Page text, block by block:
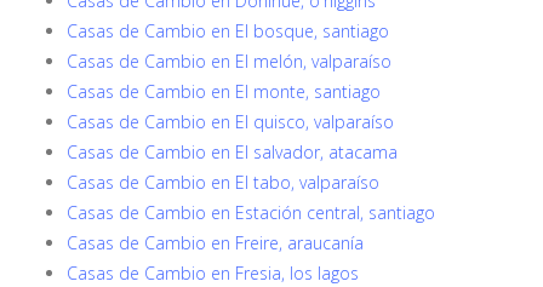
Casas de Cambio en El bosque, santiago
Casas de Cambio en El melón, valparaíso
Casas de Cambio en El monte, santiago
Casas de Cambio en El quisco, valparaíso
Casas de Cambio en El salvador, atacama
Casas de Cambio en El tabo, valparaíso
Casas de Cambio en Estación central, santiago
Casas de Cambio en Freire, araucanía
Casas de Cambio en Fresia, los lagos